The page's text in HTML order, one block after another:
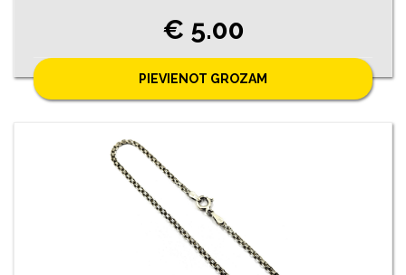
€ 5.00
PIEVIENOT GROZAM